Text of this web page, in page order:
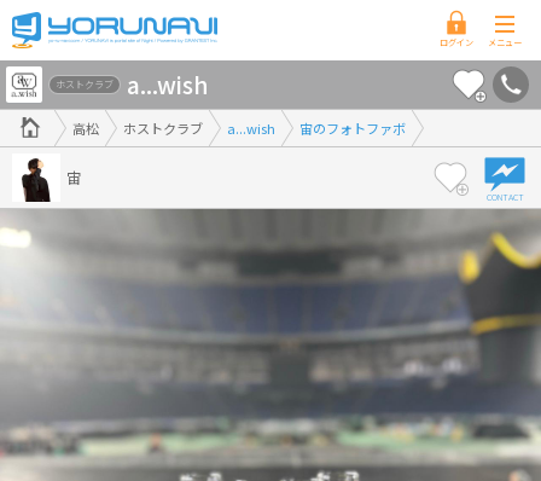
香
川
県
版
高松 ホストクラブ a...wish 宙のフォトファボ
ホストクラブ a...wish
宙